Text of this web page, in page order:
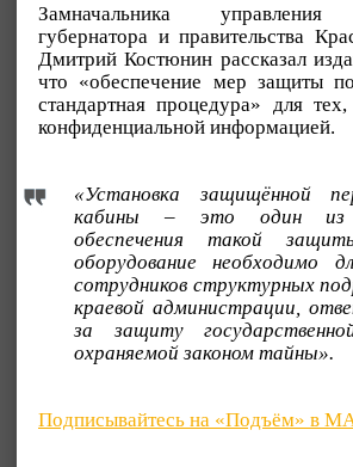
Замначальника управления
губернатора и правительства
Дмитрий Костюнин рассказал
что «обеспечение мер защиты
стандартная процедура» для
конфиденциальной информацией.
«Установка защищённой
кабины – это один из
обеспечения такой
оборудование необходимо
сотрудников структурных
краевой администрации,
за защиту
охраняемой законом тайны».
Подписывайтесь на «Подъём» в